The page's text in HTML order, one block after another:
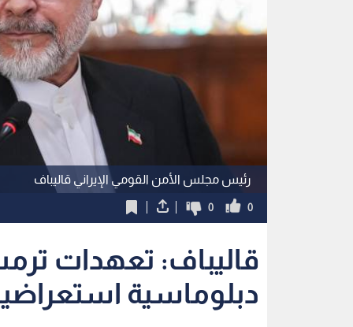
رئيس مجلس الأمن القومي الإيراني قاليباف
0
0
قاليباف: تعهدات
دبلوماسية